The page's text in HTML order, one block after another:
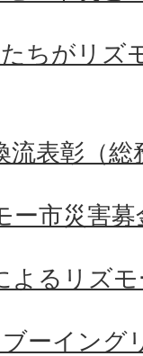
ちがリズ
流表彰（総
ー市災害
よるリズ
ーイング